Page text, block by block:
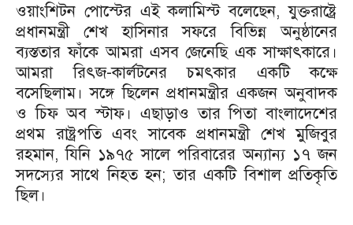
ওয়াংশিটন পোস্টের এই কলামিস্ট বলেছেন, যুক্তরাষ্ট্রে
প্রধানমন্ত্রী শেখ হাসিনার সফরে বিভিন্ন অনুষ্ঠানের
ব্যস্ততার ফাঁকে আমরা এসব জেনেছি এক সাক্ষাৎকারে।
আমরা রিৎজ-কার্লটনের চমৎকার একটি কক্ষে
বসেছিলাম। সঙ্গে ছিলেন প্রধানমন্ত্রীর একজন অনুবাদক
ও চিফ অব স্টাফ। এছাড়াও তার পিতা বাংলাদেশের
প্রথম রাষ্ট্রপতি এবং সাবেক প্রধানমন্ত্রী শেখ মুজিবুর
রহমান, যিনি ১৯৭৫ সালে পরিবারের অন্যান্য ১৭ জন
সদস্যের সাথে নিহত হন; তার একটি বিশাল প্রতিকৃতি
ছিল।